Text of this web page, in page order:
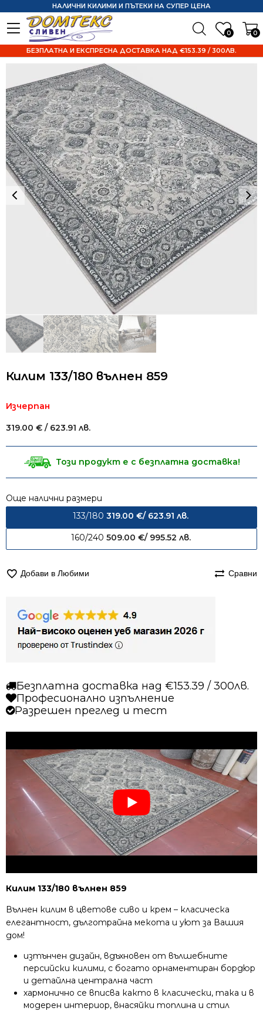
0 0
НАЛИЧНИ КИЛИМИ И ПЪТЕКИ НА СУПЕР ЦЕНА
БЕЗПЛАТНА И ЕКСПРЕСНА ДОСТАВКА НАД €153.39 / 300ЛВ.
Килим 133/180 вълнен 859
Изчерпан
319.00 € / 623.91 лв.
Този продукт е с безплатна доставка!
Още налични размери
133/180 319.00 €/ 623.91 лв.
160/240 509.00 €/ 995.52 лв.
Добави в Любими Сравни
Безплатна доставка над €153.39 / 300лв.
Професионално изпълнение
Разрешен преглед и тест
Килим 133/180 вълнен 859
Вълнен килим в цветове сиво и крем – класическа
елегантност, дълготрайна мекота и уют за Вашия
дом!
изтънчен дизайн, вдъхновен от вълшебните
персийски килими, с богато орнаментиран бордюр
и детайлна централна част
хармонично се вписва както в класически, така и в
модерен интериор, внасяйки топлина и стил